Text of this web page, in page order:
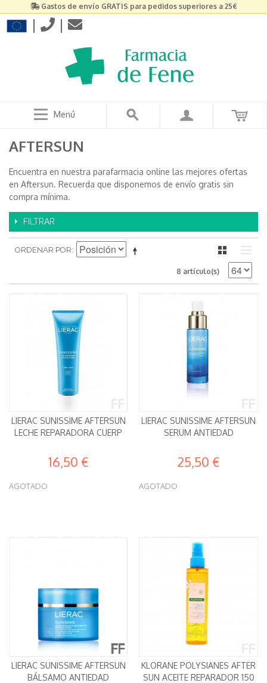
Gastos de envío GRATIS para pedidos superiores a 25€
| |
Menú
AFTERSUN
Encuentra en nuestra parafarmacia online las mejores ofertas
en Aftersun. Recuerda que disponemos de envío gratis sin
compra mínima.
FILTRAR
ORDENAR POR
8 artículo(s)
LIERAC SUNISSIME AFTERSUN
LECHE REPARADORA CUERP
16,50 €
AGOTADO
LIERAC SUNISSIME AFTERSUN
SERUM ANTIEDAD
25,50 €
AGOTADO
LIERAC SUNISSIME AFTERSUN
BÁLSAMO ANTIEDAD
KLORANE POLYSIANES AFTER
SUN ACEITE REPARADOR 150